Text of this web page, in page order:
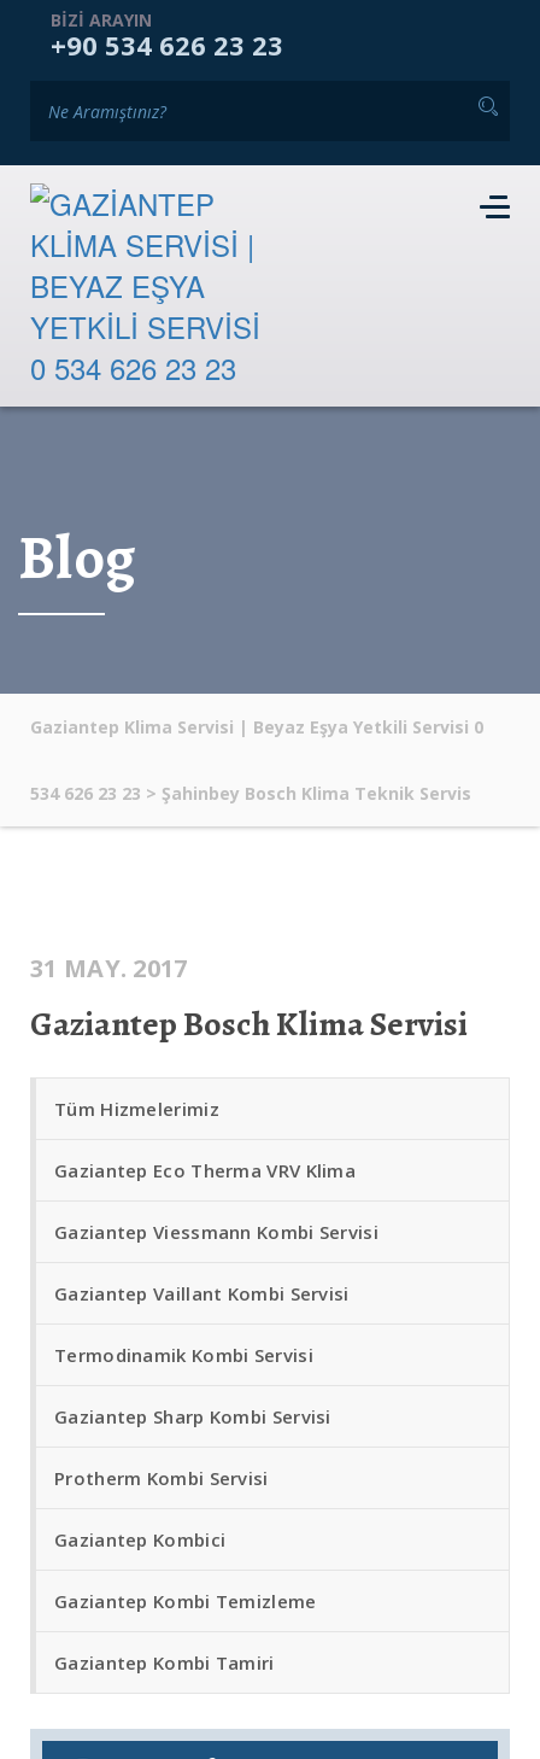
ANASAYFA
RANDEVU TALEBI
BIZI ARAYIN
+90 534 626 23 23
Blog
Gaziantep Klima Servisi | Beyaz Eşya Yetkili Servisi 0
534 626 23 23 > Şahinbey Bosch Klima Teknik Servis
31 MAY. 2017
Gaziantep Bosch Klima Servisi
Tüm Hizmelerimiz
Gaziantep Eco Therma VRV Klima
Gaziantep Viessmann Kombi Servisi
Gaziantep Vaillant Kombi Servisi
Termodinamik Kombi Servisi
Gaziantep Sharp Kombi Servisi
Protherm Kombi Servisi
Gaziantep Kombici
Gaziantep Kombi Temizleme
Gaziantep Kombi Tamiri